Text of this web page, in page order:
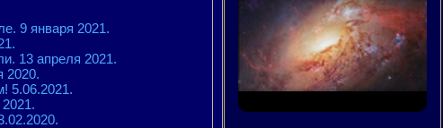
9 января 2021.
13 апреля 2021.
2020.
5.06.2021.